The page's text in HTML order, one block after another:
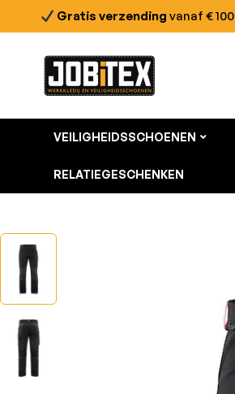
Gratis verzending vanaf € 100
VEILIGHEIDSSCHOENEN
RELATIEGESCHENKEN